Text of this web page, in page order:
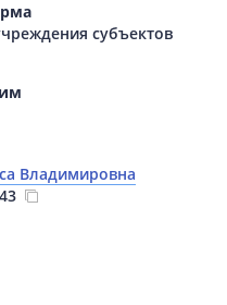
субъектов
Владимировна